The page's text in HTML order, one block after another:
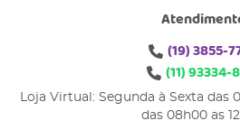
(19)3855-
(11)93334-
Loja Virtual: Segunda à Sexta das
das 08h00 as